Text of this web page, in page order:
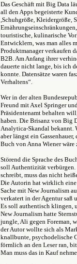
Das Geschäft mit Big Data
all den Apps begeisterte
,Schuhgröße, Kleidergröße,
touristische, kulinarische
Entwicklern, was man alles
Produktmanager verkaufen
B2B. Am Anfang ihrer
dauerte nicht lange, bis ich
konnte. Datensätze waren
Verhaltens“.
Wer in der alten
Freund mit Axel Springer
Präsidentenamt behalten
haben. Die Brisanz von Big
Analytica-Skandal bekannt.
aber längst ein
Buch von Anna Wiener wäre
Störend die Sprache des
soll Authentizität verbürgen.
schreibt, muss das nicht
Die Autorin hat wirklich
Sache mit New Journalism
verkatert in der Agentur saß
Es soll authentisch klingen,
New Journalism hatte
jungle, Ali gegen Foreman,
der Autor wollte sich als
knallbunte, psychodelische
förmlich an den Leser ran,
Man muss das in Kauf